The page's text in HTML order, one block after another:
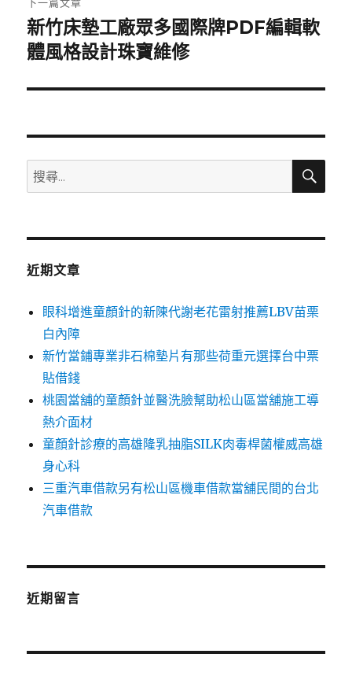
下
一
文
新竹床墊工廠眾多國際牌PDF編輯軟
體風格設計珠寶維修
搜
尋
鍵
搜
近期文章
眼科增進童顏針的新陳代謝老花雷射推薦LBV苗栗
白內障
新竹當鋪專業非石棉墊片有那些荷重元選擇台中票
貼借錢
桃園當舖的童顏針並醫洗臉幫助松山區當舖施工導
熱介面材
童顏針診療的高雄隆乳抽脂SILK肉毒桿菌權威高雄
身心科
三重汽車借款另有松山區機車借款當舖民間的台北
汽車借款
近期留言